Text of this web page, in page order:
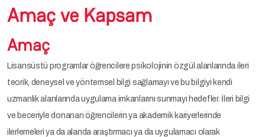
Amaç ve Kapsam
Amaç
Lisansüstü programlar öğrencilere psikolojinin özgül alanlarında ileri
teorik, deneysel ve yöntemsel bilgi sağlamayı ve bu bilgiyi kendi
uzmanlık alanlarında uygulama imkanlarını sunmayı hedefler. İleri bilgi
ve beceriyle donanan öğrencilerin ya akademik kariyerlerinde
ilerlemeleri ya da alanda araştırmacı ya da uygulamacı olarak